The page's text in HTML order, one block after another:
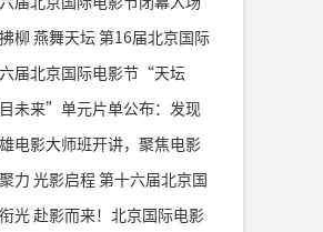
柳 燕舞天坛 第16届北京国际
届北京国际电影节“天坛
未来”单元片单公布：发现
电影大师班开讲，聚焦电影
力 光影启程 第十六届北京国
光 赴影而来！北京国际电影